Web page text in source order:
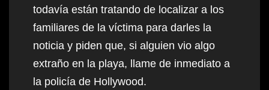
todavía están tratando de localizar a los
familiares de la víctima para darles la
noticia y piden que, si alguien vio algo
extraño en la playa, llame de inmediato a
la policía de Hollywood.